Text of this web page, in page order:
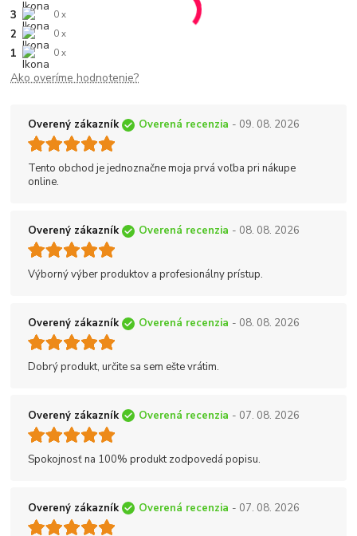
3 0 x
2 0 x
1 0 x
Ako overíme hodnotenie?
Overený zákazník Overená recenzia - 09. 08. 2026
Tento obchod je jednoznačne moja prvá voľba pri nákupe
online.
Overený zákazník Overená recenzia - 08. 08. 2026
Výborný výber produktov a profesionálny prístup.
Overený zákazník Overená recenzia - 08. 08. 2026
Dobrý produkt, určite sa sem ešte vrátim.
Overený zákazník Overená recenzia - 07. 08. 2026
Spokojnosť na 100% produkt zodpovedá popisu.
Overený zákazník Overená recenzia - 07. 08. 2026